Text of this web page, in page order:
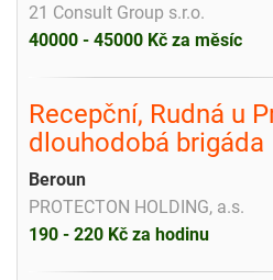
21 Consult Group s.r.o.
40000 - 45000 Kč za měsíc
Recepční, Rudná u
dlouhodobá brigáda
Beroun
PROTECTON HOLDING, a.s.
190 - 220 Kč za hodinu